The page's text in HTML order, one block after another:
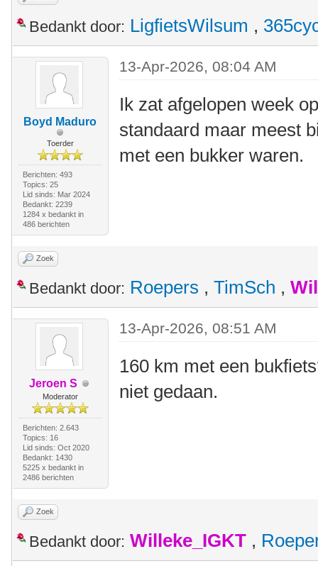
Bedankt door: LigfietsWilsum ,
Boyd Maduro
Toerder
Berichten: 493
Topics: 25
Lid sinds: Mar 2024
Bedankt: 2239
1284 x bedankt in
486 berichten
13-Apr-2026, 08:04 AM
Ik zat afgelopen week
standaard maar meest
met een bukker waren.
Zoek
Bedankt door: Roepers , TimSch ,
Jeroen S
Moderator
Berichten: 2.643
Topics: 16
Lid sinds: Oct 2020
Bedankt: 1430
5225 x bedankt in
2486 berichten
13-Apr-2026, 08:51 AM
160 km met een
niet gedaan.
Zoek
Bedankt door: Willeke_IGKT ,